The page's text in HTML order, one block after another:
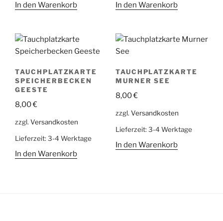
In den Warenkorb In den Warenkorb
TAUCHPLATZKARTE
SPEICHERBECKEN
GEESTE
8,00€
zzgl. Versandkosten
Lieferzeit: 3-4 Werktage
In den Warenkorb
TAUCHPLATZKARTE
MURNER SEE
8,00€
zzgl. Versandkosten
Lieferzeit: 3-4 Werktage
In den Warenkorb